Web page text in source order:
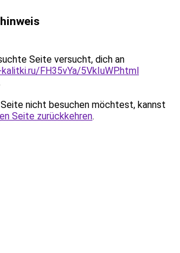
Seite versucht, dich an
FH35vYa/5VkIuWP.html
nicht besuchen möchtest, kannst
Seite zurückkehren.